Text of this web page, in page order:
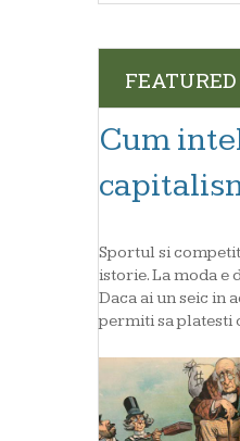
FEATURED
Cum
Sportul si
istorie. La moda e
Daca ai un seic in
permiti sa platesti